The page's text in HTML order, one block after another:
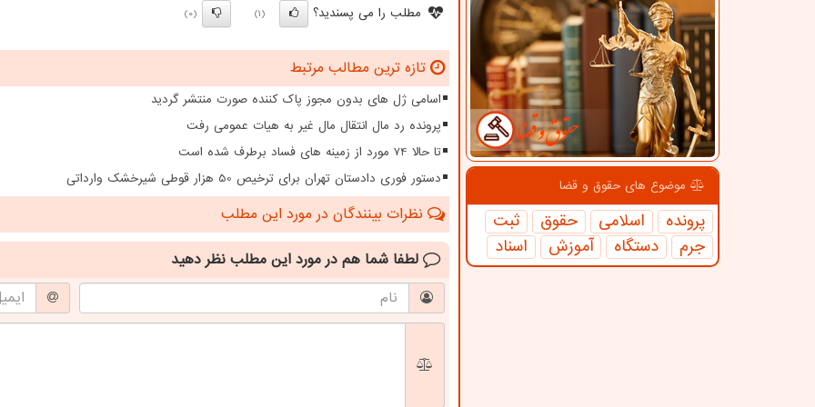
موضوع های حقوق و قضا
پرونده اسلامی حقوق
ثبت
جرم
دستگاه آموزش اسناد
مطلب را می پسندید؟ (1)
(0)
تازه ترین مطالب مرتبط
اسامی ژل های بدون مجوز پاک کننده صورت منتشر گردید
پرونده رد مال انتقال مال غیر به هیات عمومی رفت
تا حالا 74 مورد از زمینه های فساد برطرف شده است
دستور فوری دادستان تهران برای ترخیص 50 هزار قوطی شیرخشک وارداتی
نظرات بینندگان در مورد این مطلب
لطفا شما هم در مورد این مطلب نظر دهید